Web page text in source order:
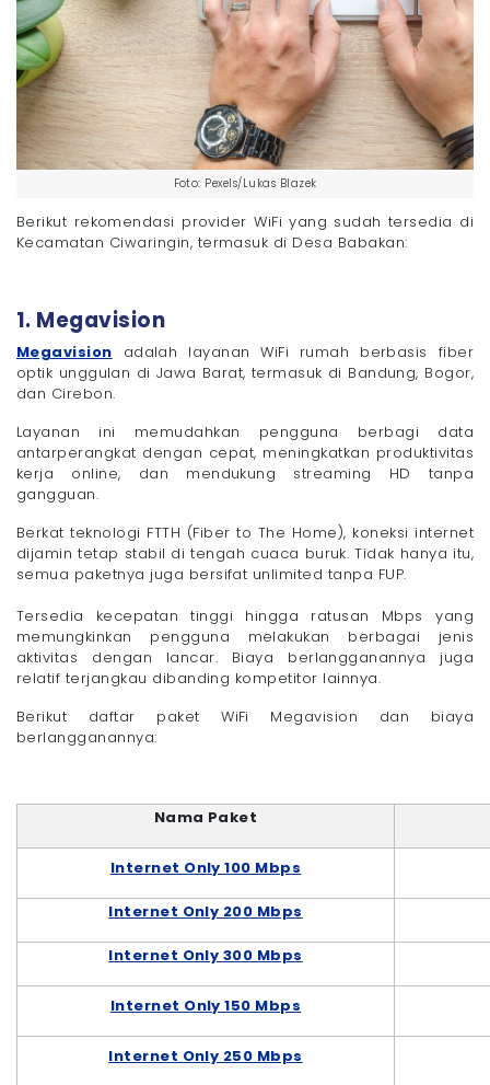
Foto: Pexels/Lukas Blazek
Berikut rekomendasi provider WiFi yang sudah tersedia di
Kecamatan Ciwaringin, termasuk di Desa Babakan:
1. Megavision
Megavision adalah layanan WiFi rumah berbasis fiber
optik unggulan di Jawa Barat, termasuk di Bandung, Bogor,
dan Cirebon.
Layanan ini memudahkan pengguna berbagi data
antarperangkat dengan cepat, meningkatkan produktivitas
kerja online, dan mendukung streaming HD tanpa
gangguan.
Berkat teknologi FTTH (Fiber to The Home), koneksi internet
dijamin tetap stabil di tengah cuaca buruk. Tidak hanya itu,
semua paketnya juga bersifat unlimited tanpa FUP.
Tersedia kecepatan tinggi hingga ratusan Mbps yang
memungkinkan pengguna melakukan berbagai jenis
aktivitas dengan lancar. Biaya berlangganannya juga
relatif terjangkau dibanding kompetitor lainnya.
Berikut daftar paket WiFi Megavision dan biaya
berlangganannya:
Nama Paket
Internet Only 100 Mbps
Internet Only 200 Mbps
Internet Only 300 Mbps
Internet Only 150 Mbps
Internet Only 250 Mbps